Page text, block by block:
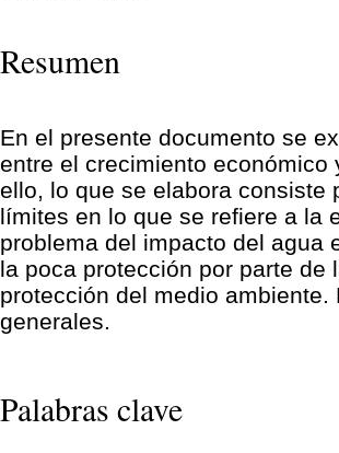
Resumen
En el presente documento se
entre el crecimiento
ello, lo que se elabora consiste
límites en lo que se refiere a la
problema del impacto del agua
la poca protección por parte
protección del medio
generales.
Palabras clave